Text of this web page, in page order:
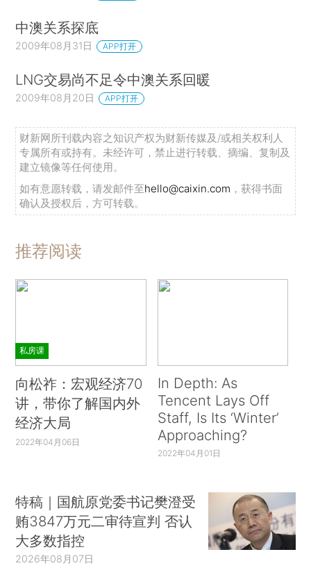
中澳关系探底
2009年08月31日 APP打开
LNG交易尚不足令中澳关系回暖
2009年08月20日 APP打开
财新网所刊载内容之知识产权为财新传媒及/或相关权利人
专属所有或持有。未经许可，禁止进行转载、摘编、复制及
建立镜像等任何使用。
如有意愿转载，请发邮件至hello@caixin.com ，获得书面
确认及授权后，方可转载。
推荐阅读
私房课
向松祚：宏观经济70
讲，带你了解国内外
经济大局
2022年04月06日
In Depth: As
Tencent Lays Off
Staff, Is Its ‘Winter’
Approaching?
2022年04月01日
特稿｜国航原党委书记樊澄受
贿3847万元二审待宣判 否认
大多数指控
2026年08月07日